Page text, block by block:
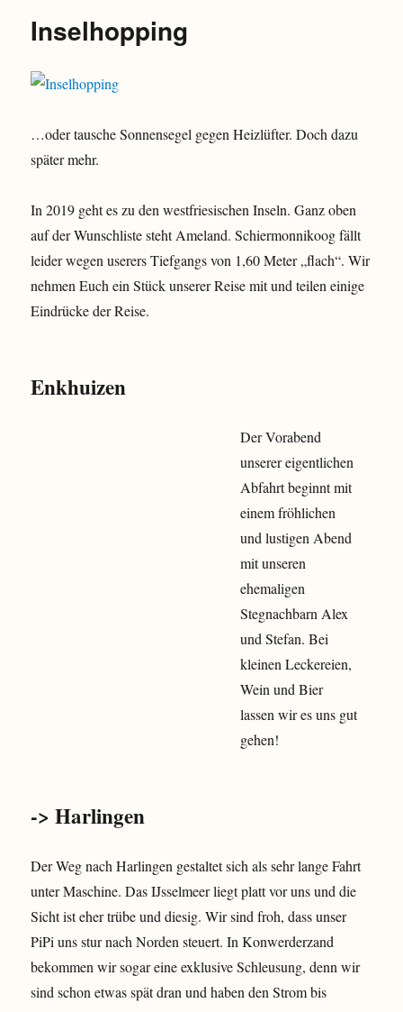
Happy
Ostwind
Inselhopping
…oder tausche Sonnensegel gegen Heizlüfter. Doch dazu
später mehr.
In 2019 geht es zu den westfriesischen Inseln. Ganz oben
auf der Wunschliste steht Ameland. Schiermonnikoog fällt
leider wegen userers Tiefgangs von 1,60 Meter „flach“. Wir
nehmen Euch ein Stück unserer Reise mit und teilen einige
Eindrücke der Reise.
Enkhuizen
Der Vorabend
unserer eigentlichen
Abfahrt beginnt mit
einem fröhlichen
und lustigen Abend
mit unseren
ehemaligen
Stegnachbarn Alex
und Stefan. Bei
kleinen Leckereien,
Wein und Bier
lassen wir es uns gut
gehen!
-> Harlingen
Der Weg nach Harlingen gestaltet sich als sehr lange Fahrt
unter Maschine. Das IJsselmeer liegt platt vor uns und die
Sicht ist eher trübe und diesig. Wir sind froh, dass unser
PiPi uns stur nach Norden steuert. In Konwerderzand
bekommen wir sogar eine exklusive Schleusung, denn wir
sind schon etwas spät dran und haben den Strom bis